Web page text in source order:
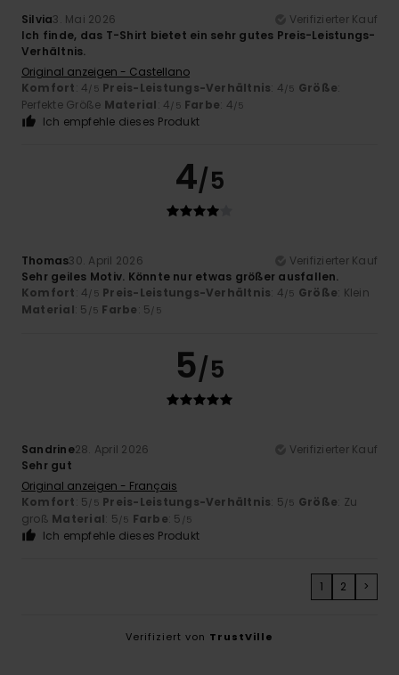
Silvia3. Mai 2026
Verifizierter Kauf
Ich finde, das T-Shirt bietet ein sehr gutes Preis-Leistungs-
Verhältnis.
Original anzeigen - Castellano
Komfort: 4/5 Preis-Leistungs-Verhältnis: 4/5 Größe:
Perfekte Größe Material: 4/5 Farbe: 4/5
Ich empfehle dieses Produkt
4/5
Thomas30. April 2026
Verifizierter Kauf
Sehr geiles Motiv. Könnte nur etwas größer ausfallen.
Komfort: 4/5 Preis-Leistungs-Verhältnis: 4/5 Größe: Klein
Material: 5 /5 Farbe: 5/5
5/5
Sandrine28. April 2026
Verifizierter Kauf
Sehr gut
Original anzeigen - Français
Komfort: 5/5 Preis-Leistungs-Verhältnis: 5/5 Größe: Zu
groß Material: 5/5 Farbe: 5 /5
Ich empfehle dieses Produkt
1 2 >
Verifiziert von TrustVille